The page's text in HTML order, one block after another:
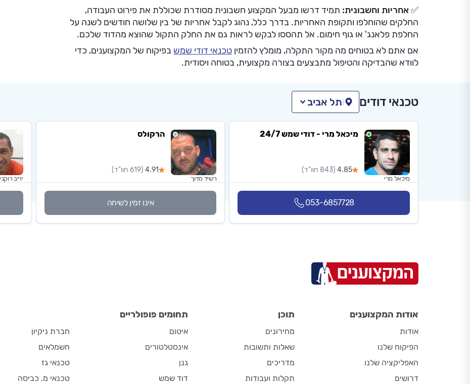
✅ אחריות וחשבונית: תמיד דרשו מבעל המקצוע חשבונית מסודרת שכוללת את פירוט העבודה,
החלקים שהוחלפו ותקופת האחריות. בדרך כלל, נהוג לקבל אחריות של בין שלושה חודשים לשנה על
החלפת פלאנג' או גוף חימום. אל תהססו לבקש לראות גם את החלק התקול שהוצא מהדוד שלכם.
אם אתם לא בטוחים מה מקור התקלה, מומלץ להזמין טכנאי דודי שמש בפיקוח של המקצוענים, כדי
לוודא שהבדיקה והטיפול מתבצעים בצורה מקצועית, בטוחה ויסודית.
טכנאי דודים תל אביב
מיכאל מרי - דודי שמש 24/7
4.85 (843 חוו"ד)
מיכאל מרי
053-6857728
הרקולס
4.91 (619 חוו"ד)
רשיד מדוך
אינו זמין לשיחה
יריב רוקני
אודות המקצוענים
אודות
הפיקוח שלנו
האפליקציה שלנו
דרושים
תוכן
מחירונים
שאלות ותשובות
מדריכים
תקלות ועבודות
תחומים פופולריים
איטום
אינסטלטורים
גנן
דוד שמש
חברת ניקיון
חשמלאים
טכנאי גז
טכנאי מ. כביסה